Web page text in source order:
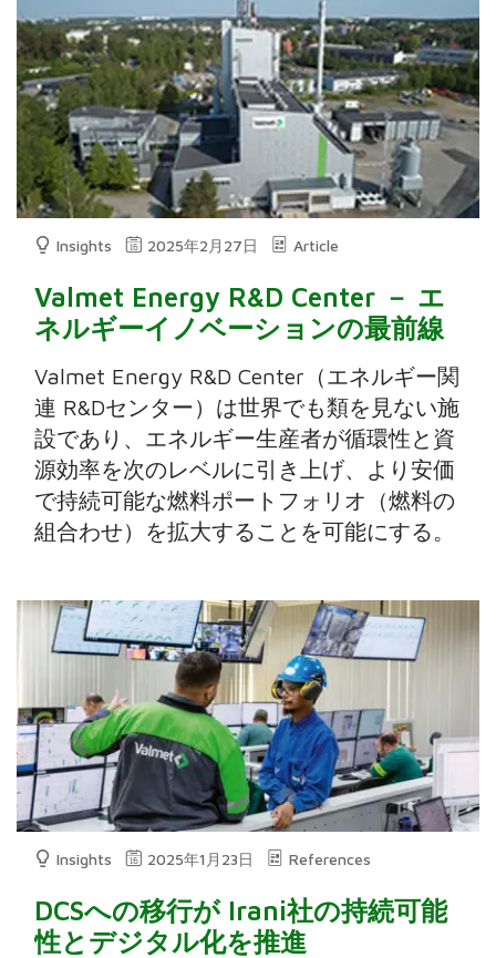
Insights 2025年2月27日 Article
Valmet Energy R&D Center － エ
ネルギーイノベーションの最前線
Valmet Energy R&D Center（エネルギー関
連 R&Dセンター）は世界でも類を見ない施
設であり、エネルギー生産者が循環性と資
源効率を次のレベルに引き上げ、より安価
で持続可能な燃料ポートフォリオ（燃料の
組合わせ）を拡大することを可能にする。
Insights 2025年1月23日 References
DCSへの移行が Irani社の持続可能
性とデジタル化を推進